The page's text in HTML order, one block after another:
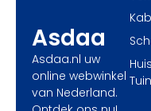
Asdaa
Asdaa.nl uw
online webwinkel
van Nederland.
Tuin